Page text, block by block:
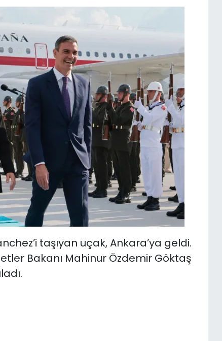
taşıyan uçak, Ankara’ya geldi.
Bakanı Mahinur Özdemir Göktaş